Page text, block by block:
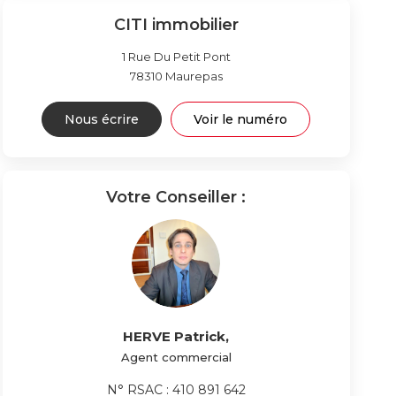
CITI immobilier
1 Rue Du Petit Pont
78310 Maurepas
Nous écrire Voir le numéro
Votre Conseiller :
HERVE Patrick,
Agent commercial
N° RSAC : 410 891 642